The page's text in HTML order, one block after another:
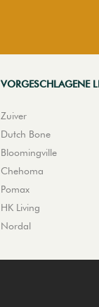
VORGESCHLAGENE
Zuiver
Dutch Bone
Bloomingville
Chehoma
Pomax
HK Living
Nordal